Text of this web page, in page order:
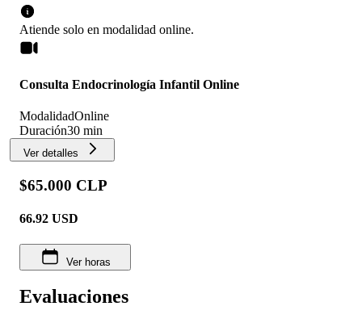
Atiende solo en modalidad online.
Consulta Endocrinología Infantil Online
ModalidadOnline
Duración30 min
Ver detalles
$65.000 CLP
66.92 USD
Ver horas
Evaluaciones